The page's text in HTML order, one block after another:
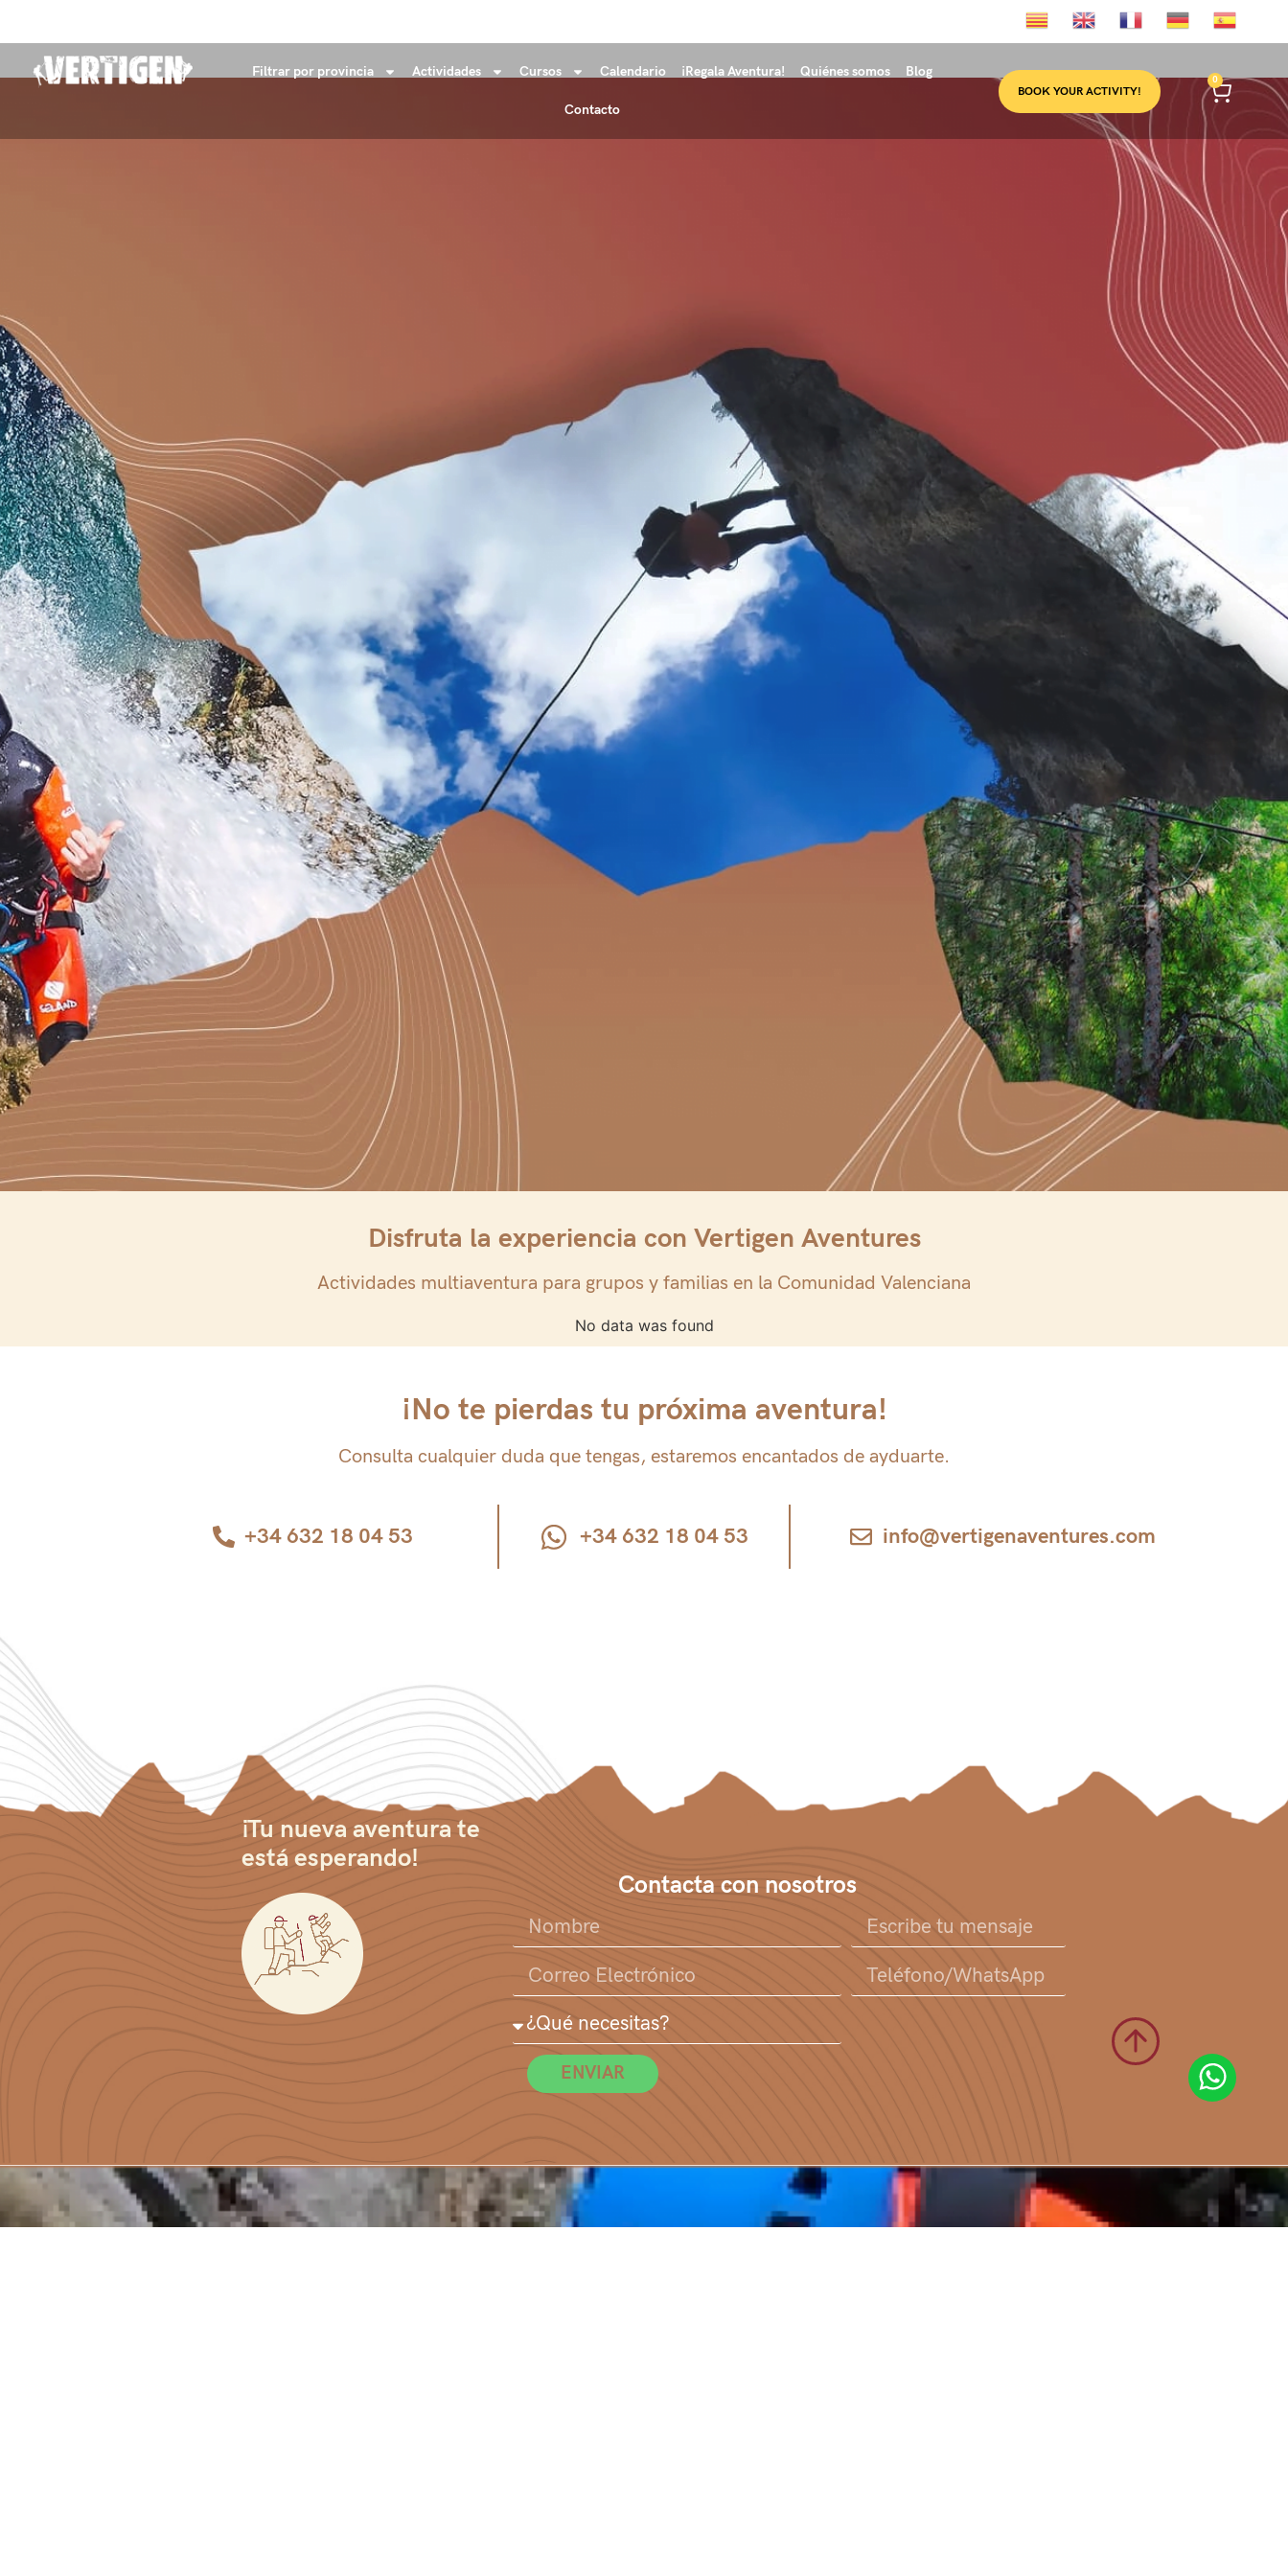
Filtrar por provincia Actividades Cursos Calendario ¡Regala Aventura! Quiénes somos Blog
Contacto
BOOK YOUR ACTIVITY!
0
Disfruta la experiencia con Vertigen Aventures
Actividades multiaventura para grupos y familias en la Comunidad Valenciana
No data was found
¡No te pierdas tu próxima aventura!
Consulta cualquier duda que tengas, estaremos encantados de ayduarte.
+34 632 18 04 53 +34 632 18 04 53 info@vertigenaventures.com
¡Tu nueva aventura te
está esperando!
Contacta con nosotros
ENVIAR